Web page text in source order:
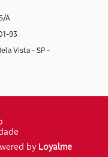
A
93
Vista - SP -
by Loyalme